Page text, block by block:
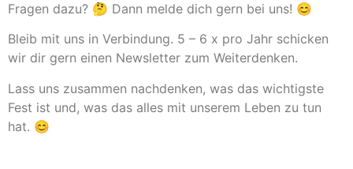
Fragen dazu? 🤔 Dann melde dich gern bei uns! 😊
Bleib mit uns in Verbindung. 5 – 6 x pro Jahr schicken
wir dir gern einen Newsletter zum Weiterdenken.
Lass uns zusammen nachdenken, was das wichtigste
Fest ist und, was das alles mit unserem Leben zu tun
hat. 😊